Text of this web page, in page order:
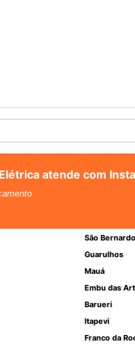
atende com
São
Guarulhos
Mauá
Embu das
Barueri
Itapevi
Franco da